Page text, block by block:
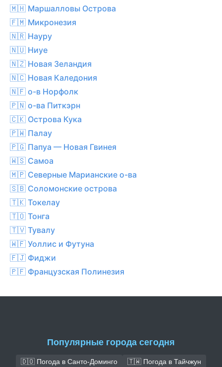
🇲🇭 Маршалловы Острова
🇫🇲 Микронезия
🇳🇷 Науру
🇳🇺 Ниуе
🇳🇿 Новая Зеландия
🇳🇨 Новая Каледония
🇳🇫 о-в Норфолк
🇵🇳 о-ва Питкэрн
🇨🇰 Острова Кука
🇵🇼 Палау
🇵🇬 Папуа — Новая Гвинея
🇼🇸 Самоа
🇲🇵 Северные Марианские о-ва
🇸🇧 Соломонские острова
🇹🇰 Токелау
🇹🇴 Тонга
🇹🇻 Тувалу
🇼🇫 Уоллис и Футуна
🇫🇯 Фиджи
🇵🇫 Французская Полинезия
Популярные города сегодня
🇩🇴 Погода в Санто-Доминго
🇹🇼 Погода в Тайчжун